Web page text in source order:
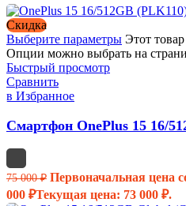
Скидка
Выберите параметры Этот
Опции можно выбрать на
Быстрый просмотр
Сравнить
в Избранное
Смартфон OnePlus 15 16/
75 000₽ Первоначальная цена
000 ₽Текущая цена: 73 000 ₽.